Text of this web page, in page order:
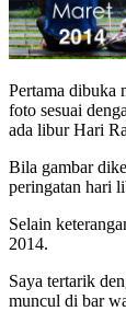
Pertama dibuka
foto sesuai
ada libur Hari
Bila gambar
peringatan hari
Selain
2014.
Saya tertarik
muncul di bar